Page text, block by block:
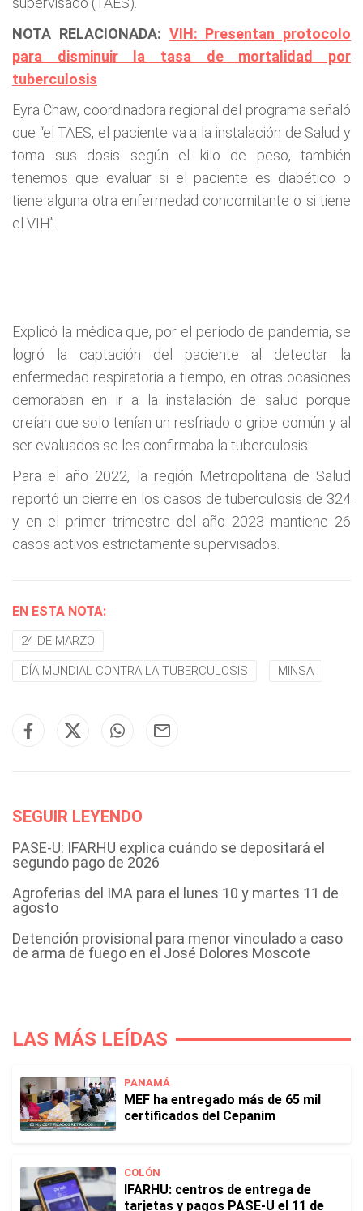
NOTA RELACIONADA: VIH: Presentan protocolo
para disminuir la tasa de mortalidad por
tuberculosis
Eyra Chaw, coordinadora regional del programa señaló
que “el TAES, el paciente va a la instalación de Salud y
toma sus dosis según el kilo de peso, también
tenemos que evaluar si el paciente es diabético o
tiene alguna otra enfermedad concomitante o si tiene
el VIH”.
Explicó la médica que, por el período de pandemia, se
logró la captación del paciente al detectar la
enfermedad respiratoria a tiempo, en otras ocasiones
demoraban en ir a la instalación de salud porque
creían que solo tenían un resfriado o gripe común y al
ser evaluados se les confirmaba la tuberculosis.
Para el año 2022, la región Metropolitana de Salud
reportó un cierre en los casos de tuberculosis de 324
y en el primer trimestre del año 2023 mantiene 26
casos activos estrictamente supervisados.
EN ESTA NOTA:
24 DE MARZO
DÍA MUNDIAL CONTRA LA TUBERCULOSIS MINSA
SEGUIR LEYENDO
PASE-U: IFARHU explica cuándo se depositará el
segundo pago de 2026
Agroferias del IMA para el lunes 10 y martes 11 de
agosto
Detención provisional para menor vinculado a caso
de arma de fuego en el José Dolores Moscote
LAS MÁS LEÍDAS
PANAMÁ
MEF ha entregado más de 65 mil
certificados del Cepanim
COLÓN
IFARHU: centros de entrega de
tarjetas y pagos PASE-U el 11 de